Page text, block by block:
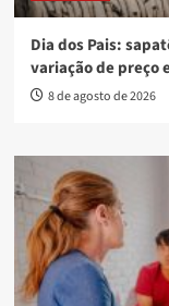
Dia dos Pais:
variação de preço
8 de agosto de 2026